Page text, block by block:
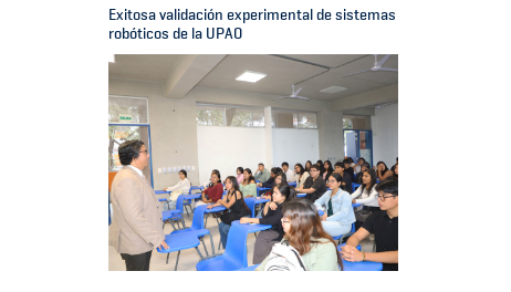
Exitosa validación experimental de sistemas
robóticos de la UPAO